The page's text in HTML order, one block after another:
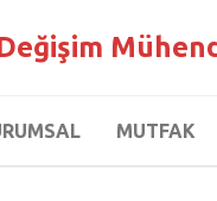
MUTFAK